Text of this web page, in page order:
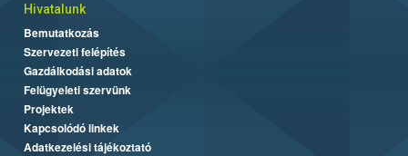
Hivatalunk
Bemutatkozás
Szervezeti felépítés
Gazdálkodási adatok
Felügyeleti szervünk
Projektek
Kapcsolódó linkek
Adatkezelési tájékoztató